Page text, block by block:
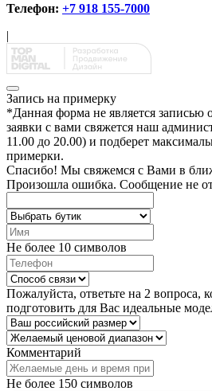
Телефон: +7 918 155-7000
|
Запись на примерку
*Данная форма не является записью
заявки с вами свяжется наш
11.00 до 20.00) и подберет
примерки.
Спасибо! Мы свяжемся с Вами в
Произошла ошибка. Сообщение не
Не более 10 символов
Пожалуйста, ответьте на 2 вопроса,
подготовить для Вас идеальные
Комментарий
Не более 150 символов